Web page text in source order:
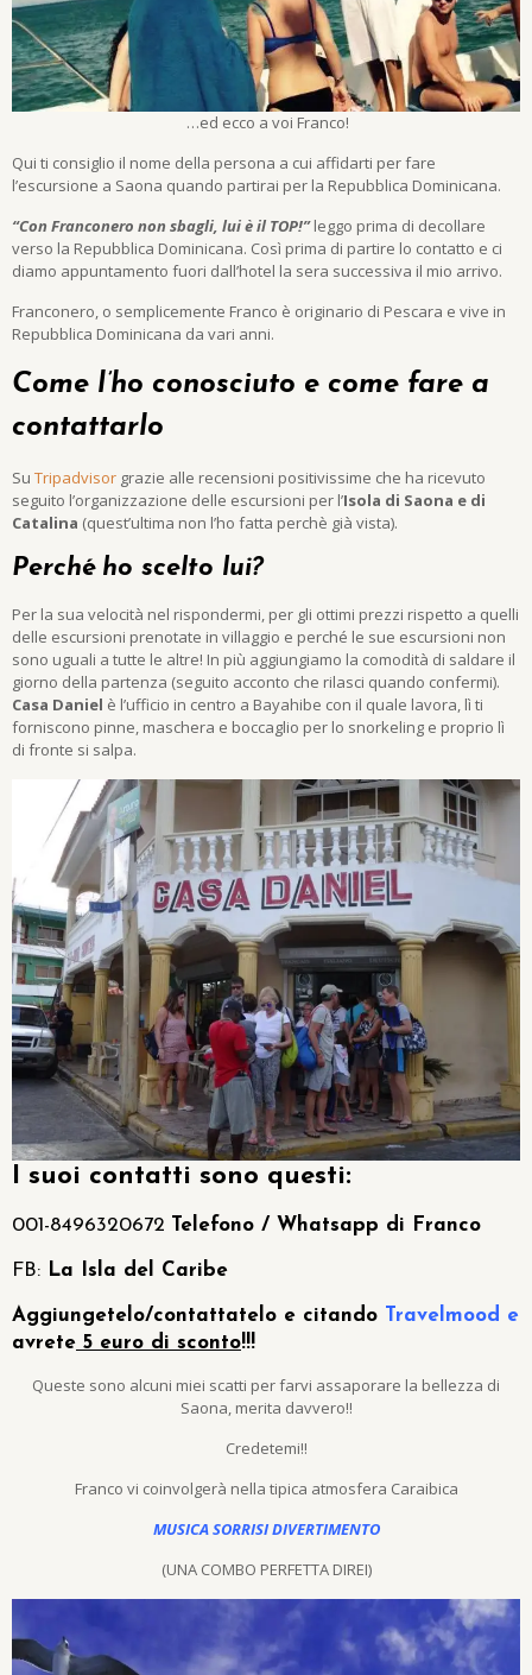
…ed ecco a voi Franco!
Qui ti consiglio il nome della persona a cui affidarti per fare
l’escursione a Saona quando partirai per la Repubblica Dominicana.
“Con Franconero non sbagli, lui è il TOP!”leggo prima di decollare
verso la Repubblica Dominicana. Così prima di partire lo contatto e ci
diamo appuntamento fuori dall’hotel la sera successiva il mio arrivo.
Franconero, o semplicemente Franco è originario di Pescara e vive in
Repubblica Dominicana da vari anni.
Come l’ho conosciuto e come fare a
contattarlo
Su Tripadvisor grazie alle recensioni positivissime che ha ricevuto
seguito l’organizzazione delle escursioni per l’Isola di Saona e di
Catalina (quest’ultima non l’ho fatta perchè già vista).
Perché ho scelto lui?
Per la sua velocità nel rispondermi, per gli ottimi prezzi rispetto a quelli
delle escursioni prenotate in villaggio e perché le sue escursioni non
sono uguali a tutte le altre! In più aggiungiamo la comodità di saldare il
giorno della partenza (seguito acconto che rilasci quando confermi).
Casa Daniel è l’ufficio in centro a Bayahibe con il quale lavora, lì ti
forniscono pinne, maschera e boccaglio per lo snorkeling e proprio lì
di fronte si salpa.
I suoi contatti sono questi:
001-8496320672 Telefono / Whatsapp di Franco
FB: La Isla del Caribe
Aggiungetelo/contattatelo e citando
Travelmood e
avrete 5 euro di sconto!!!
Queste sono alcuni miei scatti per farvi assaporare la bellezza di
Saona, merita davvero!!
Credetemi!!
Franco vi coinvolgerà nella tipica atmosfera Caraibica
MUSICA SORRISI DIVERTIMENTO
(UNA COMBO PERFETTA DIREI)